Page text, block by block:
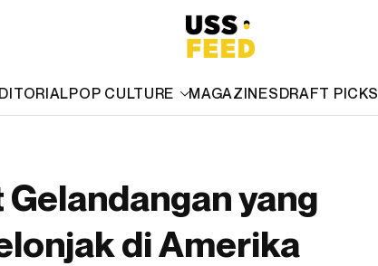
POP CULTURE MAGAZINESDRAFT PICKS
yang
di Amerika